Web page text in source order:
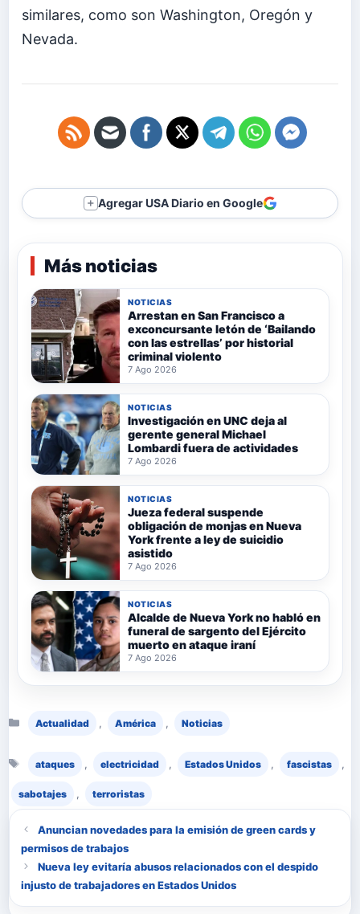
similares, como son Washington, Oregón y
Nevada.
＋ Agregar USA Diario en Google
Más noticias
NOTICIAS
Arrestan en San Francisco a
exconcursante letón de ‘Bailando
con las estrellas’ por historial
criminal violento
7 Ago 2026
NOTICIAS
Investigación en UNC deja al
gerente general Michael
Lombardi fuera de actividades
7 Ago 2026
NOTICIAS
Jueza federal suspende
obligación de monjas en Nueva
York frente a ley de suicidio
asistido
7 Ago 2026
NOTICIAS
Alcalde de Nueva York no habló en
funeral de sargento del Ejército
muerto en ataque iraní
7 Ago 2026
Actualidad , América , Noticias
ataques , electricidad , Estados Unidos , fascistas ,
sabotajes , terroristas
Anuncian novedades para la emisión de green cards y
permisos de trabajos
Nueva ley evitaría abusos relacionados con el despido
injusto de trabajadores en Estados Unidos